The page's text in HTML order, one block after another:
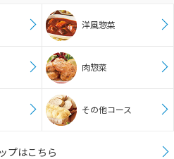
洋風惣菜
肉惣菜
その他コース
プはこちら